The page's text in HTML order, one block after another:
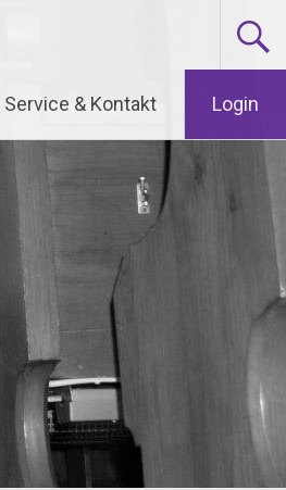
Service & Kontakt Login